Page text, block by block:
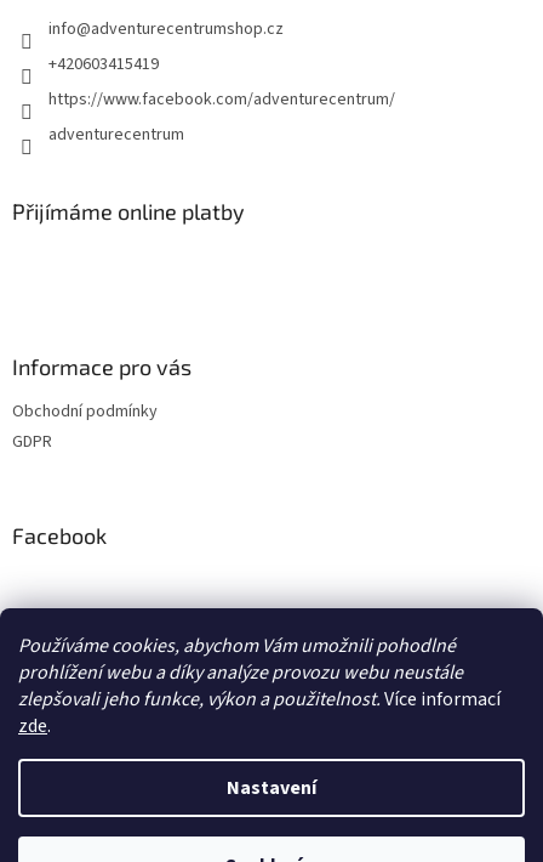
Používáme cookies, abychom Vám umožnili pohodlné
prohlížení webu a díky analýze provozu webu neustále
zlepšovali jeho funkce, výkon a použitelnost.Více informací
zde.
Nastavení
i
info@adventurecentrumshop.cz
+420603415419
https://www.facebook.com/adventurecentrum/
adventurecentrum
Přijímáme online platby
Informace pro vás
Obchodní podmínky
GDPR
Facebook
skotti-grill-cz.eu transcool.cz
Copyright 2026Adventure Centrum Shop. Všechna práva